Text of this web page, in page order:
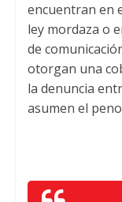
encuentran en
ley mordaza o
de
otorgan una
la denuncia
asumen el